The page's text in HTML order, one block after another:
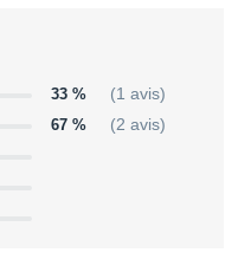
33 % (1 avis)
67 % (2 avis)